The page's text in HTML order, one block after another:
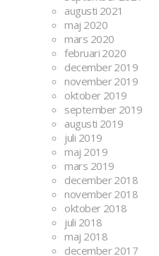
augusti 2021
maj 2020
mars 2020
februari 2020
december 2019
november 2019
oktober 2019
september 2019
augusti 2019
juli 2019
maj 2019
mars 2019
december 2018
november 2018
oktober 2018
juli 2018
maj 2018
december 2017